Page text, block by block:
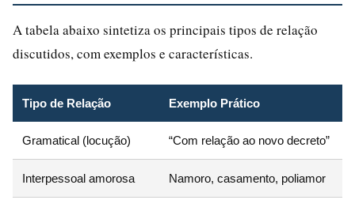
A tabela abaixo sintetiza os principais tipos de relação
discutidos, com exemplos e características.
Tipo de Relação Exemplo Prático
Gramatical (locução) “Com relação ao novo decreto”
Interpessoal amorosa Namoro, casamento, poliamor